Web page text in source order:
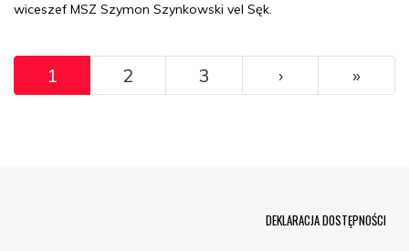
wiceszef MSZ Szymon Szynkowski vel Sęk.
Pagination
1 2 3 ››› »
DEKLARACJA DOSTĘPNOŚCI